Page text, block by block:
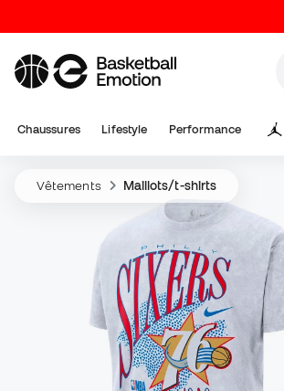
Chaussures Lifestyle Performance
Vêtements Maillots/t-shirts